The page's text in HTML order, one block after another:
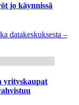
jo käynnissä
datakeskuksesta –
yrityskaupat